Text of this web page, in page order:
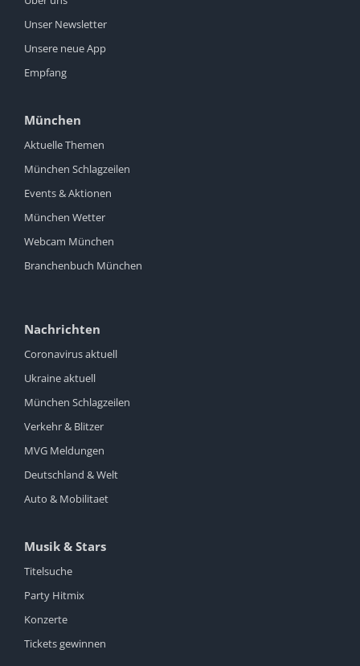
Unser Newsletter
Unsere neue App
Empfang
München
Aktuelle Themen
München Schlagzeilen
Events & Aktionen
München Wetter
Webcam München
Branchenbuch München
Nachrichten
Coronavirus aktuell
Ukraine aktuell
München Schlagzeilen
Verkehr & Blitzer
MVG Meldungen
Deutschland & Welt
Auto & Mobilitaet
Musik & Stars
Titelsuche
Party Hitmix
Konzerte
Tickets gewinnen